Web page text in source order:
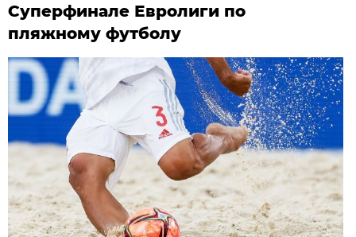
Суперфинале Евролиги по
пляжному футболу